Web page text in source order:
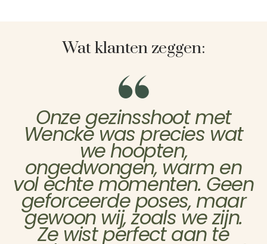
Wat klanten zeggen:
Onze gezinsshoot met
Wencke was precies wat
we hoopten,
ongedwongen, warm en
vol echte momenten. Geen
geforceerde poses, maar
gewoon wij, zoals we zijn.
Ze wist perfect aan te